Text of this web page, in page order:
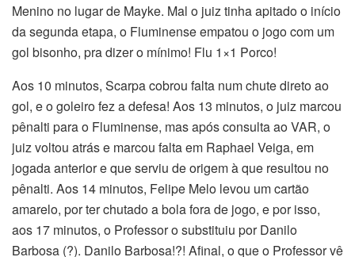
Menino no lugar de Mayke. Mal o juiz tinha apitado o início
da segunda etapa, o Fluminense empatou o jogo com um
gol bisonho, pra dizer o mínimo! Flu 1×1 Porco!
Aos 10 minutos, Scarpa cobrou falta num chute direto ao
gol, e o goleiro fez a defesa! Aos 13 minutos, o juiz marcou
pênalti para o Fluminense, mas após consulta ao VAR, o
juiz voltou atrás e marcou falta em Raphael Veiga, em
jogada anterior e que serviu de origem à que resultou no
pênalti. Aos 14 minutos, Felipe Melo levou um cartão
amarelo, por ter chutado a bola fora de jogo, e por isso,
aos 17 minutos, o Professor o substituiu por Danilo
Barbosa (?). Danilo Barbosa!?! Afinal, o que o Professor vê